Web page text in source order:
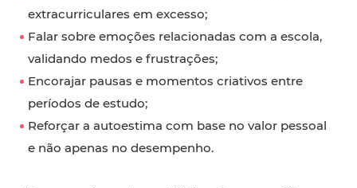
extracurriculares em excesso;
Falar sobre emoções relacionadas com a escola,
validando medos e frustrações;
Encorajar pausas e momentos criativos entre
períodos de estudo;
Reforçar a autoestima com base no valor pessoal
e não apenas no desempenho.